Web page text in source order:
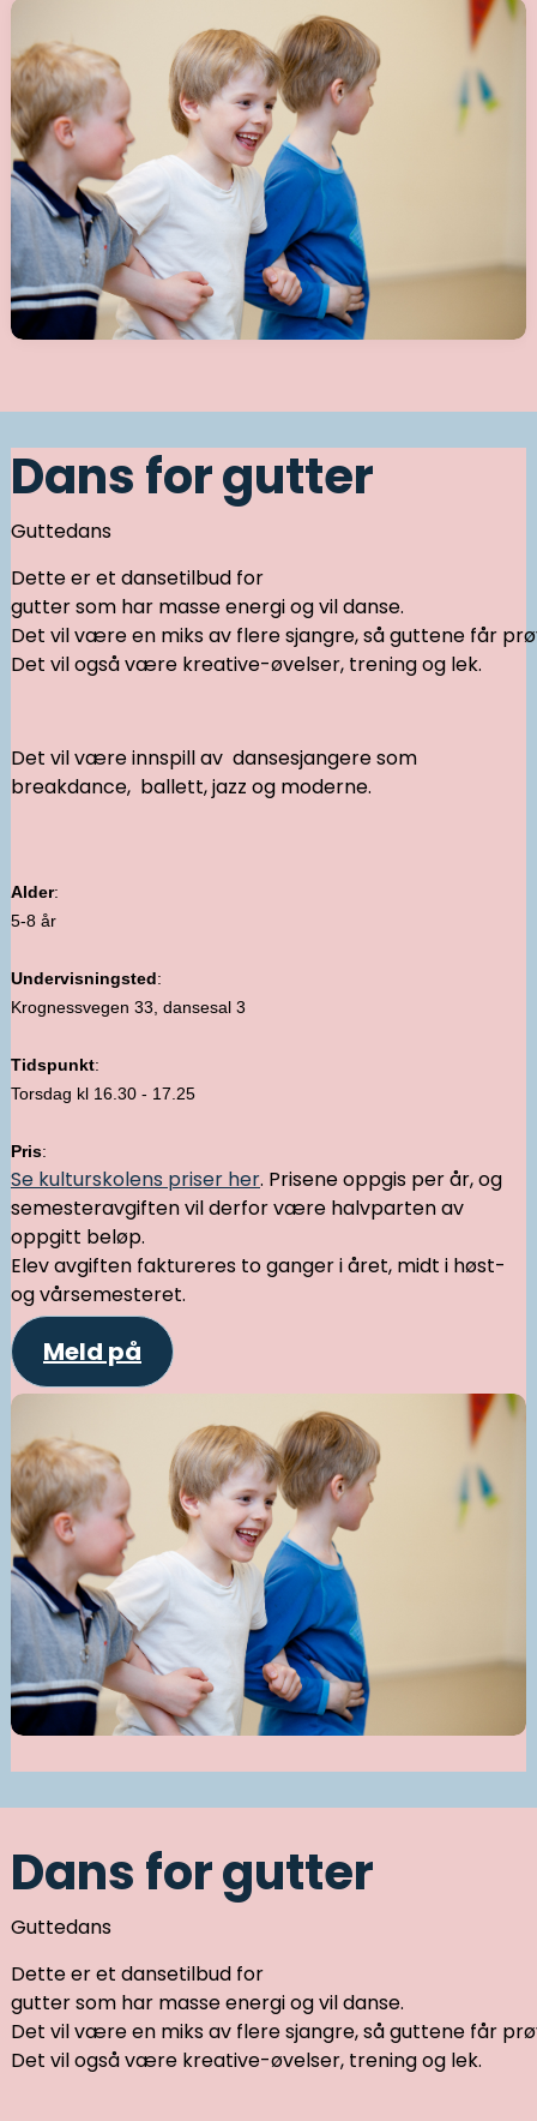
Dans for gutter
Guttedans
Dette er et dansetilbud for
gutter som har masse energi og vil danse.
Det vil være en miks av flere sjangre, så guttene får
Det vil også være kreative-øvelser, trening og lek.
Det vil være innspill av dansesjangere som
breakdance, ballett, jazz og moderne.
Alder:
5-8 år
Undervisningsted:
Krognessvegen 33, dansesal 3
Tidspunkt:
Torsdag kl 16.30 - 17.25
Pris:
Se kulturskolens priser her. Prisene oppgis per år, og
semesteravgiften vil derfor være halvparten av
oppgitt beløp.
Elev avgiften faktureres to ganger i året, midt i høst-
og vårsemesteret.
Meld på
Dans for gutter
Guttedans
Dette er et dansetilbud for
gutter som har masse energi og vil danse.
Det vil være en miks av flere sjangre, så guttene får
Det vil også være kreative-øvelser, trening og lek.